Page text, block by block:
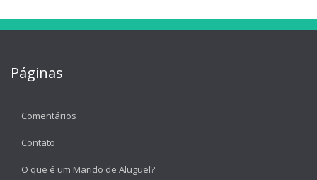
Páginas
Comentários
Contato
O que é um Marido de Aluguel?